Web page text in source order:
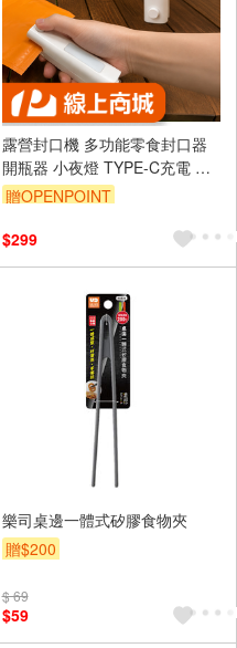
露營封口機 多功能零食封口器
開瓶器 小夜燈 TYPE-C充電 迷
你熱封機 開袋器 食物袋密封器
贈OPENPOINT
$299
樂司桌邊一體式矽膠食物夾
贈$200
$ 69
$59